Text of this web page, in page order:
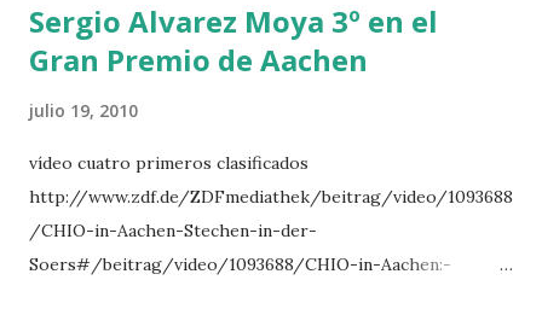
Sergio Alvarez Moya 3º en el
Gran Premio de Aachen
julio 19, 2010
vídeo cuatro primeros clasificados
http://www.zdf.de/ZDFmediathek/beitrag/video/1093688
/CHIO-in-Aachen-Stechen-in-der-
Soers#/beitrag/video/1093688/CHIO-in-Aachen:-